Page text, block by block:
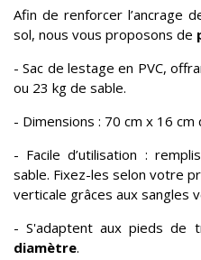
Afin de renforcer l’ancrage
sol, nous vous proposons de
- Sac de lestage en PVC,
ou 23 kg de sable.
- Dimensions : 70 cm x 16 cm
- Facile d’utilisation :
sable. Fixez-les selon votre
verticale grâces aux sangles
- S'adaptent aux pieds de
diamètre.